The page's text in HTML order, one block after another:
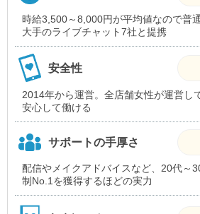
時給3,500～8,000円が平均値なので普
大手のライブチャット7社と提携
安全性
2014年から運営。全店舗女性が運営し
安心して働ける
サポートの手厚さ
配信やメイクアドバイスなど、20代～
制No.1を獲得するほどの実力